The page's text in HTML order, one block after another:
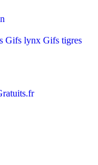
Gifs lynx Gifs tigres